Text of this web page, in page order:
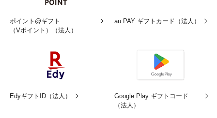
ポイント@ギフト
（Vポイント）（法人）
au PAY ギフトカード（法人）
EdyギフトID（法人）
Google Play ギフトコード
（法人）